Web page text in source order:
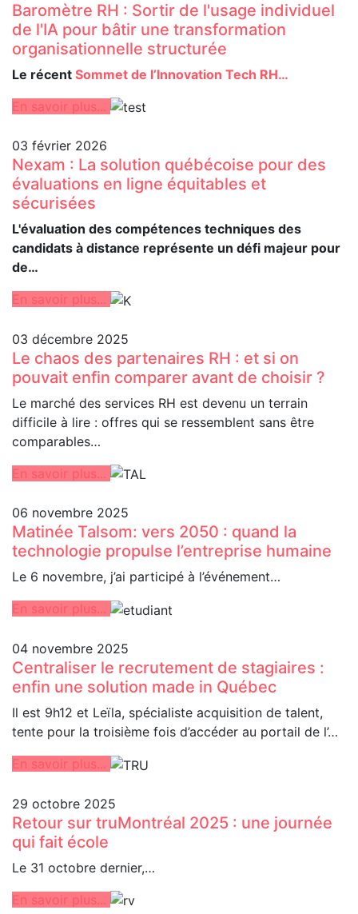
Baromètre RH : Sortir de l'usage individuel
de l'IA pour bâtir une transformation
organisationnelle structurée
Le récent Sommet de l’Innovation Tech RH…
En savoir plus...
03 février 2026
Nexam : La solution québécoise pour des
évaluations en ligne équitables et
sécurisées
L'évaluation des compétences techniques des
candidats à distance représente un défi majeur pour
de…
En savoir plus...
03 décembre 2025
Le chaos des partenaires RH : et si on
pouvait enfin comparer avant de choisir ?
Le marché des services RH est devenu un terrain
difficile à lire : offres qui se ressemblent sans être
comparables…
En savoir plus...
06 novembre 2025
Matinée Talsom: vers 2050 : quand la
technologie propulse l’entreprise humaine
Le 6 novembre, j’ai participé à l’événement…
En savoir plus...
04 novembre 2025
Centraliser le recrutement de stagiaires :
enfin une solution made in Québec
Il est 9h12 et Leïla, spécialiste acquisition de talent,
tente pour la troisième fois d’accéder au portail de l’…
En savoir plus...
29 octobre 2025
Retour sur truMontréal 2025 : une journée
qui fait école
Le 31 octobre dernier,…
En savoir plus...